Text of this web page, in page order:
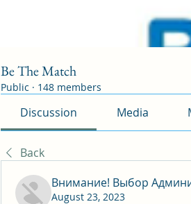
Be The Match
Public · 148 members
Discussion Media
Back
Внимание! Выбор
August 23, 2023